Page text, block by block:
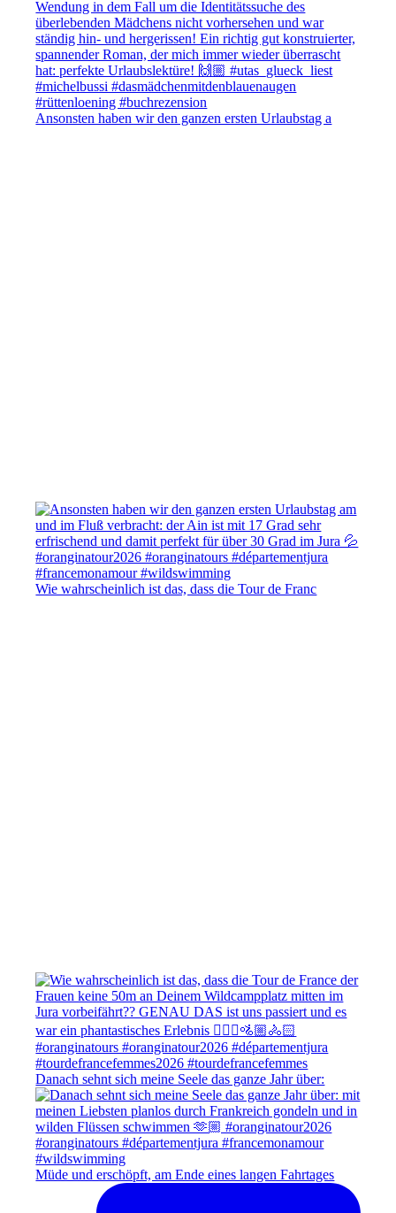
Ansonsten haben wir den ganzen ersten Urlaubstag a
Wie wahrscheinlich ist das, dass die Tour de Franc
Danach sehnt sich meine Seele das ganze Jahr über:
Müde und erschöpft, am Ende eines langen Fahrtages